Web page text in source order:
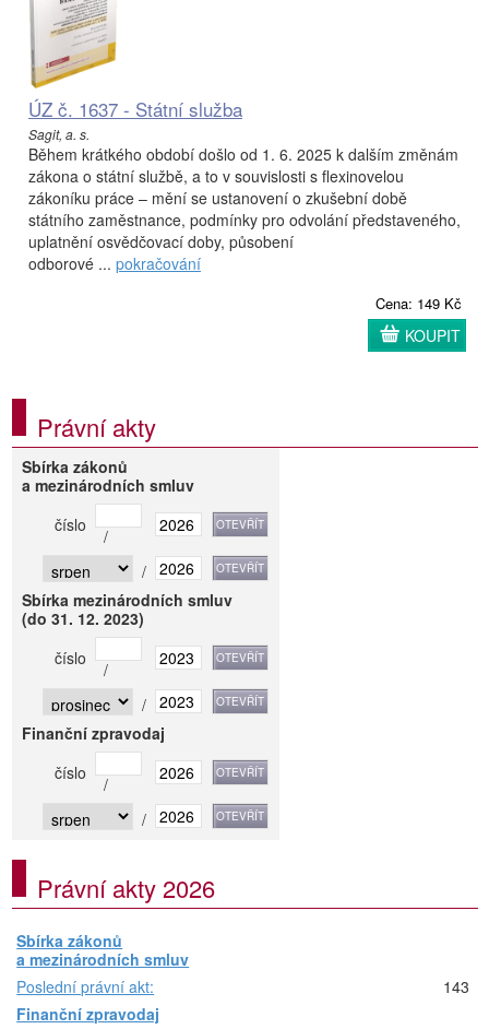
ÚZ č. 1637 - Státní služba
Sagit, a. s.
Během krátkého období došlo od 1. 6. 2025 k dalším změnám
zákona o státní službě, a to v souvislosti s flexinovelou
zákoníku práce – mění se ustanovení o zkušební době
státního zaměstnance, podmínky pro odvolání představeného,
uplatnění osvědčovací doby, působení
odborové ... pokračování
Cena: 149 Kč
KOUPIT
Právní akty
Sbírka zákonů
a mezinárodních smluv
číslo
/
/
Sbírka mezinárodních smluv
(do 31. 12. 2023)
číslo
/
/
Finanční zpravodaj
číslo
/
/
Právní akty 2026
Sbírka zákonů
a mezinárodních smluv
Poslední právní akt:
143
Finanční zpravodaj